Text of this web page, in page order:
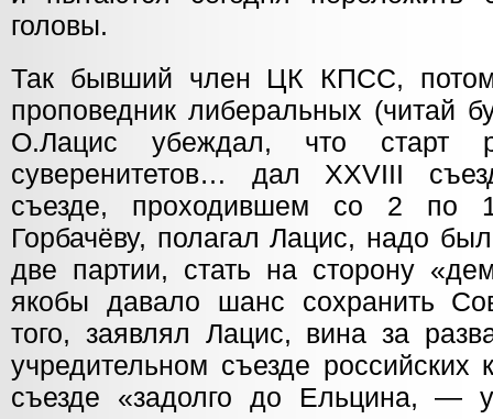
головы.
Так бывший член ЦК КПСС,
проповедник либеральных (читай
О.Лацис убеждал, что старт
суверенитетов… дал XXVIII
съезде, проходившем со 2 по
Горбачёву, полагал Лацис, надо
две партии, стать на сторону
якобы давало шанс сохранить
того, заявлял Лацис, вина за
учредительном съезде российских
съезде «задолго до Ельцина, —